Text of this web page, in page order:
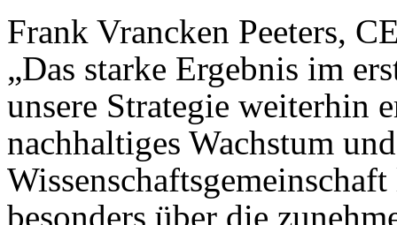
Frank Vrancken Peeters,
„Das starke Ergebnis im
unsere Strategie weiterhin
nachhaltiges Wachstum
besonders über die